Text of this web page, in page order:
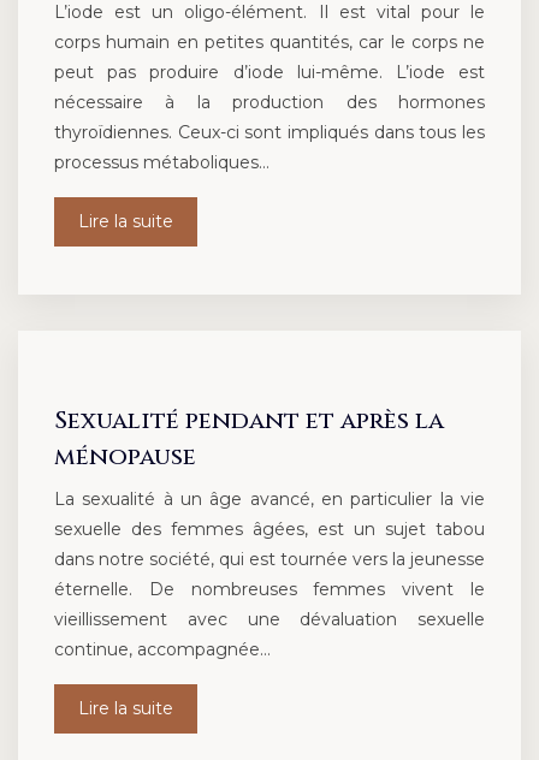
L’iode est un oligo-élément. Il est vital pour le
corps humain en petites quantités, car le corps ne
peut pas produire d’iode lui-même. L’iode est
nécessaire à la production des hormones
thyroïdiennes. Ceux-ci sont impliqués dans tous les
processus métaboliques…
Lire la suite
Sexualité pendant et après la
ménopause
La sexualité à un âge avancé, en particulier la vie
sexuelle des femmes âgées, est un sujet tabou
dans notre société, qui est tournée vers la jeunesse
éternelle. De nombreuses femmes vivent le
vieillissement avec une dévaluation sexuelle
continue, accompagnée…
Lire la suite